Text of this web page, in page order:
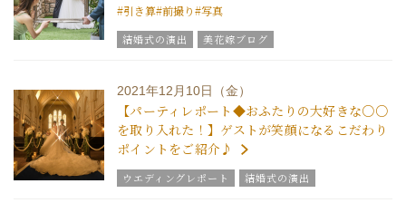
#引き算#前撮り#写真
結婚式の演出
美花嫁ブログ
結婚式の豆知識
ウエディングスタッフｖｏｉｃｅ
グラツィエについて
2021年12月10日（金）
【パーティレポート◆おふたりの大好きな○○
を取り入れた！】ゲストが笑顔になるこだわり
ポイントをご紹介♪
ウエディングレポート
結婚式の演出